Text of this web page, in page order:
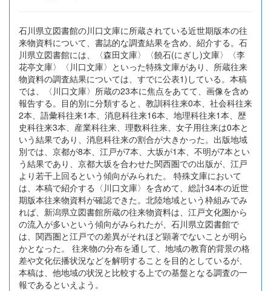
石川県立図書館の川口文庫に所蔵されている近世期版本の往
来物資料について、書誌的な調査結果を含め、紹介する。石
川県立図書館には、〈森田文庫〉〈饒石(にぎし)文庫〉〈李
花亭文庫〉〈川口文庫〉といった特殊文庫があり、所蔵往来
物資料の調査結果については、すでに公表1)している。本稿
では、〈川口文庫〉所蔵の23本に焦点をあてて、画像を含め
報告する。目的別に分類すると、教訓科往来0本、社会科往来
2本、語彙科往来1本、消息科往来16本、地理科往来1本、歴
史科往来3本、産業科往来、理数科往来、女子用往来は0本と
いう結果であり、消息科往来の割合が大きかった。出版地域
別では、京都が8本、江戸が7本、大坂が1本、不明が7本とい
う結果であり、京都大坂を合わせた関西圏での出版が、江戸
より若干上回るという傾向がみられた。 特殊文庫において
は、本稿で紹介する〈川口文庫〉を含めて、総計34本の近世
期版本往来物資料が確認できた。北陸地域という枠組みでみ
れば、新潟県立図書館所蔵の往来物資料は、江戸文化圏から
の流入が多いという傾向がみられたが、石川県立図書館で
は、関西圏と江戸での差異がそれほど顕著でないことが明ら
かとなった。 往来物の分布を通して、地域の教育的背景の格
差や文化伝播状況などを解明することを目的としているが、
本稿は、他地域の状況と比較する上での基盤となる調査の一
報であるといえよう。